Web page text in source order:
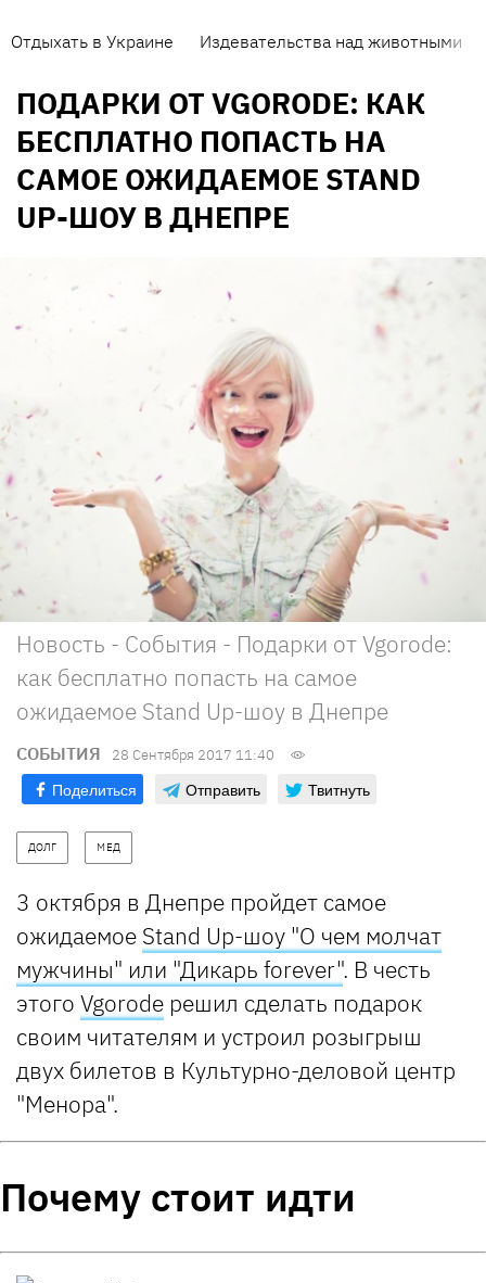
Отдыхать в Украине Издевательства над животными
ПОДАРКИ ОТ VGORODE: КАК
БЕСПЛАТНО ПОПАСТЬ НА
САМОЕ ОЖИДАЕМОЕ STAND
UP-ШОУ В ДНЕПРЕ
Новость - События - Подарки от Vgorode:
как бесплатно попасть на самое
ожидаемое Stand Up-шоу в Днепре
СОБЫТИЯ 28 Сентября 2017 11:40
Поделиться Отправить Твитнуть
ДОЛГ МЕД
3 октября в Днепре пройдет самое
ожидаемое Stand Up-шоу "О чем молчат
мужчины" или "Дикарь forever". В честь
этого Vgorode решил сделать подарок
своим читателям и устроил розыгрыш
двух билетов в Культурно-деловой центр
"Менора".
Почему стоит идти